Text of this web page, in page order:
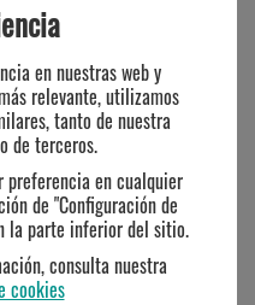
en nuestras web y
relevante, utilizamos
tanto de nuestra
de terceros.
preferencia en cualquier
de "Configuración de
la parte inferior del sitio.
consulta nuestra
cookies